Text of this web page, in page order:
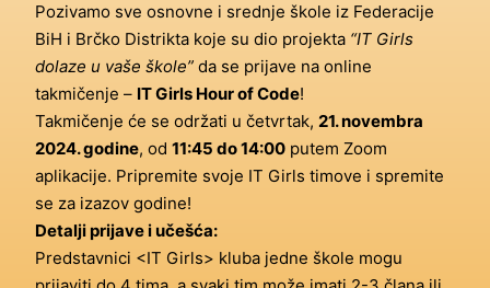
Pozivamo sve osnovne i srednje škole iz Federacije
BiH i Brčko Distrikta koje su dio projekta “IT Girls
dolaze u vaše škole” da se prijave na online
takmičenje – IT Girls Hour of Code!
Takmičenje će se održati u četvrtak, 21. novembra
2024. godine, od 11:45 do 14:00 putem Zoom
aplikacije. Pripremite svoje IT Girls timove i spremite
se za izazov godine!
Detalji prijave i učešća:
Predstavnici <IT Girls> kluba jedne škole mogu